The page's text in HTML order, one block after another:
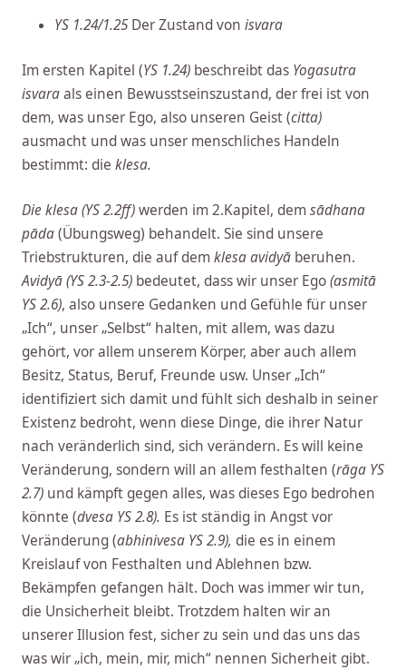
YS 1.24/1.25Der Zustand von isvara
Im ersten Kapitel (YS 1.24) beschreibt das Yogasutra
isvaraals einen Bewusstseinszustand, der frei ist von
dem, was unser Ego, also unseren Geist (citta)
ausmacht und was unser menschliches Handeln
bestimmt: die klesa.
Die klesa (YS 2.2ff)werden im 2.Kapitel, demsādhana
pāda(Übungsweg) behandelt. Sie sind unsere
Triebstrukturen, die auf demklesaavidyā beruhen.
Avidyā (YS 2.3-2.5) bedeutet, dass wir unser Ego(asmitā
YS 2.6), also unsere Gedanken und Gefühle für unser
„Ich“, unser „Selbst“ halten, mit allem, was dazu
gehört, vor allem unserem Körper, aber auch allem
Besitz, Status, Beruf, Freunde usw. Unser „Ich“
identifiziert sich damit und fühlt sich deshalb in seiner
Existenz bedroht, wenn diese Dinge, die ihrer Natur
nach veränderlich sind, sich verändern. Es will keine
Veränderung, sondern will an allem festhalten (rāga YS
2.7) und kämpft gegen alles, was dieses Ego bedrohen
könnte (dvesa YS 2.8). Es ist ständig in Angst vor
Veränderung (abhinivesa YS 2.9), die es in einem
Kreislauf von Festhalten und Ablehnen bzw.
Bekämpfen gefangen hält. Doch was immer wir tun,
die Unsicherheit bleibt. Trotzdem halten wir an
unserer Illusion fest, sicher zu sein und das uns das
was wir „ich, mein, mir, mich“ nennen Sicherheit gibt.